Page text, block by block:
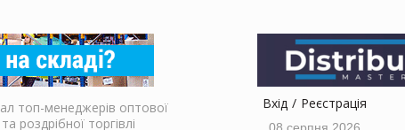
топ-менеджерів оптової
та роздрібної торгівлі
Вхід Реєстрація